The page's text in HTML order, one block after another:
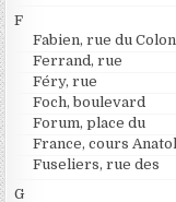
F
Fabien, rue du
Ferrand, rue
Féry, rue
Foch, boulevard
Forum, place du
France, cours
Fuseliers, rue des
G